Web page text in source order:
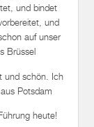
und bindet
und
auf unser
Brüssel
und schön. Ich
Potsdam
heute!